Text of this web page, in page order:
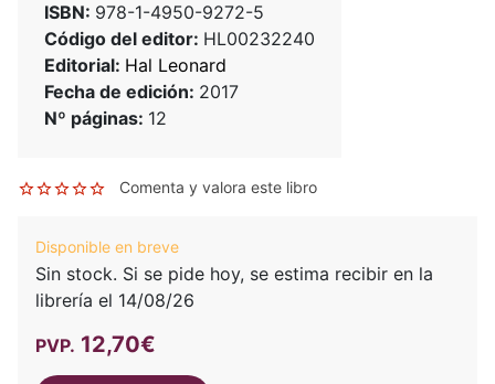
ISBN: 978-1-4950-9272-5
Código del editor: HL00232240
Editorial: Hal Leonard
Fecha de edición: 2017
Nº páginas: 12
Comenta y valora este libro
Disponible en breve
Sin stock. Si se pide hoy, se estima recibir en la
librería el 14/08/26
PVP. 12,70€